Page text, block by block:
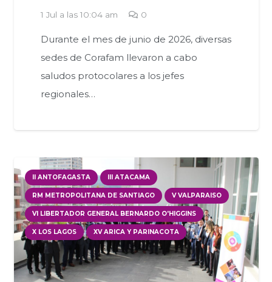
1 Jul a las 10:04 am 0
Durante el mes de junio de 2026, diversas
sedes de Corafam llevaron a cabo
saludos protocolares a los jefes
regionales…
II ANTOFAGASTA III ATACAMA
RM METROPOLITANA DE SANTIAGO V VALPARAISO
VI LIBERTADOR GENERAL BERNARDO O'HIGGINS
X LOS LAGOS XV ARICA Y PARINACOTA